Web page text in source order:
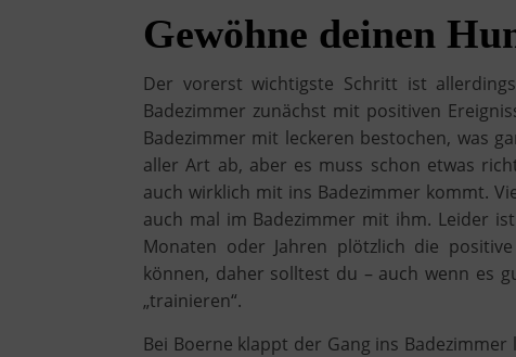
Gewöhne deinen
Der vorerst wichtigste Schritt ist
Badezimmer zunächst mit positiven
Badezimmer mit leckeren bestochen, was
aller Art ab, aber es muss schon etwas
auch wirklich mit ins Badezimmer kommt.
auch mal im Badezimmer mit ihm. Leider
Monaten oder Jahren plötzlich die
können, daher solltest du – auch wenn es
„trainieren“.
Bei Boerne klappt der Gang ins